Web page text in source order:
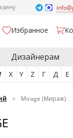
Избранное
Дизайнерам
X Y Z Г Д Е
Mirage (Мираж)